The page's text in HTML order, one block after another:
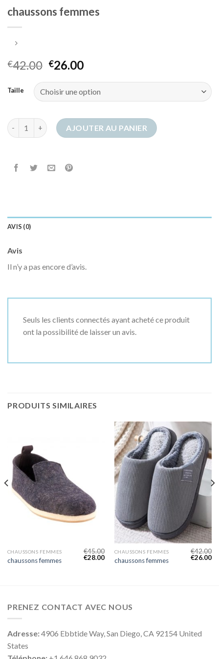
chaussons femmes
€42.00 €26.00
Taille
quantité de chaussons femmesAJOUTER AU PANIER
AVIS (0)
Avis
Il n’y a pas encore d’avis.
Seuls les clients connectés ayant acheté ce produit
ont la possibilité de laisser un avis.
PRODUITS SIMILAIRES
CHAUSSONS FEMMES
chaussons femmes
€45.00
€28.00
CHAUSSONS FEMMES
chaussons femmes
€42.00
€26.00
PRENEZ CONTACT AVEC NOUS
Adresse:4906 Ebbtide Way, San Diego, CA 92154 United
States